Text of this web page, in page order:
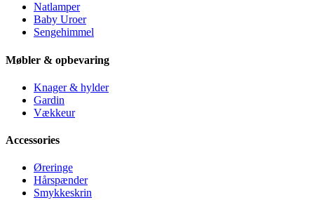
Natlamper
Baby Uroer
Sengehimmel
Møbler & opbevaring
Knager & hylder
Gardin
Vækkeur
Accessories
Øreringe
Hårspænder
Smykkeskrin